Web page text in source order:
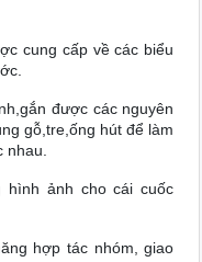
cung cấp về các biểu
được các nguyên
gỗ,tre,ống hút để làm
hình ảnh cho cái cuốc
hợp tác nhóm, giao